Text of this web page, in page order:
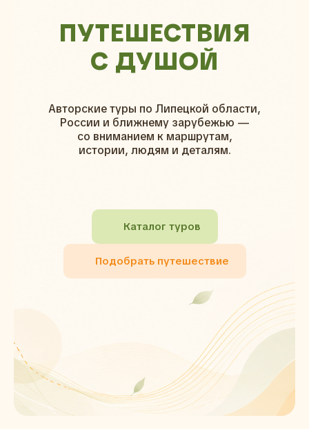
ПУТЕШЕСТВИЯ
С ДУШОЙ
Авторские туры по Липецкой области,
России и ближнему зарубежью —
со вниманием к маршрутам,
истории, людям и деталям.
Каталог туров
Подобрать путешествие